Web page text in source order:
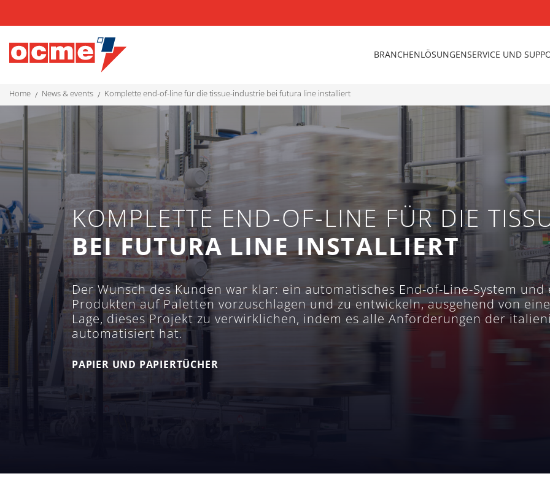
BRANCHENLÖSUNGENSERVICE UND
home news & events komplette end-of-line für die tissue-industrie bei futura line installiert
KOMPLETTE END-OF-LINE FÜR DIE
BEI FUTURA LINE INSTALLIERT
Der Wunsch des Kunden war klar: ein automatisches End-of-Line-System
Produkten auf Paletten vorzuschlagen und zu entwickeln, ausgehend von
Lage, dieses Projekt zu verwirklichen, indem es alle Anforderungen der
automatisiert hat.
PAPIER UND PAPIERTÜCHER